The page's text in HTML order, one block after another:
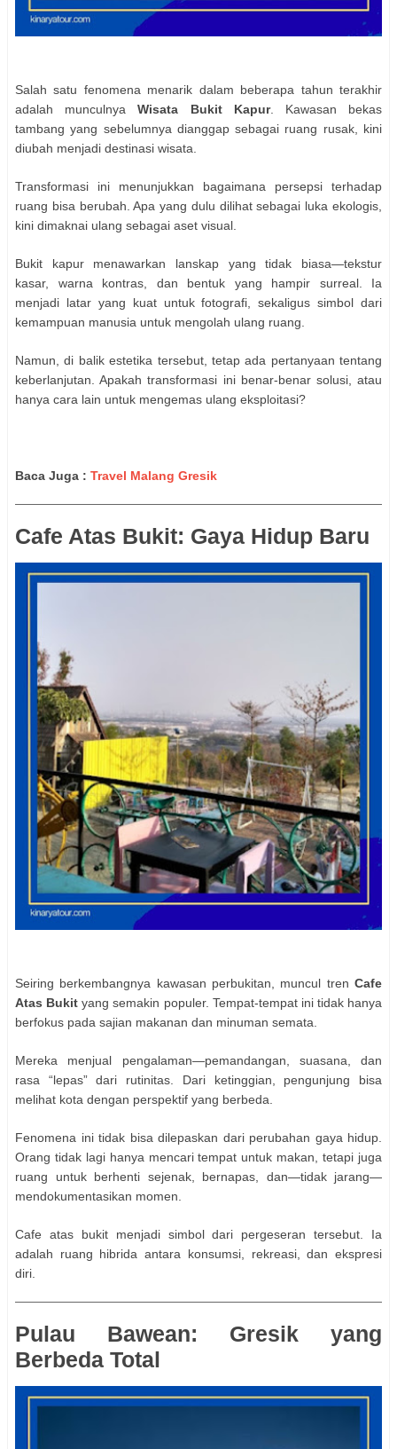
Salah satu fenomena menarik dalam beberapa tahun terakhir
adalah munculnyaWisata Bukit Kapur. Kawasan bekas
tambang yang sebelumnya dianggap sebagai ruang rusak, kini
diubah menjadi destinasi wisata.
Transformasi ini menunjukkan bagaimana persepsi terhadap
ruang bisa berubah. Apa yang dulu dilihat sebagai luka ekologis,
kini dimaknai ulang sebagai aset visual.
Bukit kapur menawarkan lanskap yang tidak biasa—tekstur
kasar, warna kontras, dan bentuk yang hampir surreal. Ia
menjadi latar yang kuat untuk fotografi, sekaligus simbol dari
kemampuan manusia untuk mengolah ulang ruang.
Namun, di balik estetika tersebut, tetap ada pertanyaan tentang
keberlanjutan. Apakah transformasi ini benar-benar solusi, atau
hanya cara lain untuk mengemas ulang eksploitasi?
Baca Juga : Travel Malang Gresik
Cafe Atas Bukit: Gaya Hidup Baru
Seiring berkembangnya kawasan perbukitan, muncul tren Cafe
Atas Bukit yang semakin populer. Tempat-tempat ini tidak hanya
berfokus pada sajian makanan dan minuman semata.
Mereka menjual pengalaman—pemandangan, suasana, dan
rasa “lepas” dari rutinitas. Dari ketinggian, pengunjung bisa
melihat kota dengan perspektif yang berbeda.
Fenomena ini tidak bisa dilepaskan dari perubahan gaya hidup.
Orang tidak lagi hanya mencari tempat untuk makan, tetapi juga
ruang untuk berhenti sejenak, bernapas, dan—tidak jarang—
mendokumentasikan momen.
Cafe atas bukit menjadi simbol dari pergeseran tersebut. Ia
adalah ruang hibrida antara konsumsi, rekreasi, dan ekspresi
diri.
Pulau Bawean: Gresik yang
Berbeda Total